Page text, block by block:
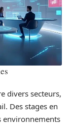
divers secteurs,
Des stages en
environnements